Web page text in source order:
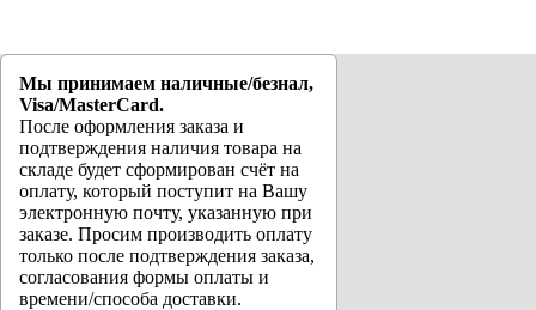
Мы принимаем наличные/безнал,
Visa/MasterCard.
После оформления заказа и
подтверждения наличия товара на
складе будет сформирован счёт на
оплату, который поступит на Вашу
электронную почту, указанную при
заказе. Просим производить оплату
только после подтверждения заказа,
согласования формы оплаты и
времени/способа доставки.